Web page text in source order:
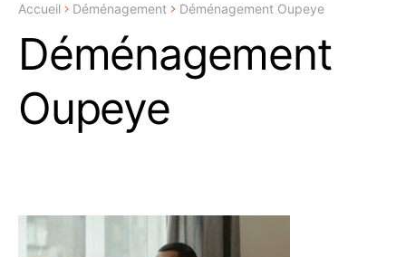
Accueil Déménagement Déménagement Oupeye
Déménagement
Oupeye